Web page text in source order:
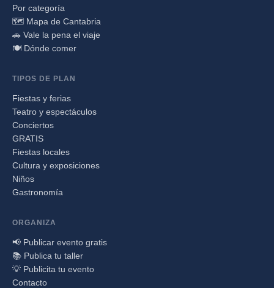
Por categoría
🗺️ Mapa de Cantabria
🚗 Vale la pena el viaje
🍽️ Dónde comer
TIPOS DE PLAN
Fiestas y ferias
Teatro y espectáculos
Conciertos
GRATIS
Fiestas locales
Cultura y exposiciones
Niños
Gastronomía
ORGANIZA
📢 Publicar evento gratis
📚 Publica tu taller
💡 Publicita tu evento
Contacto